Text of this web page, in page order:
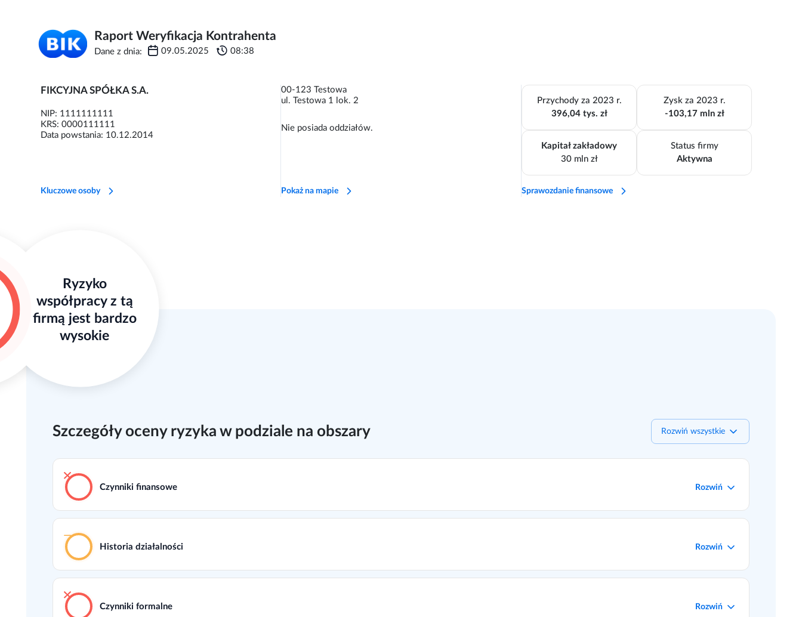
Raport Weryfikacja Kontrahenta
Dane z dnia: 09.05.2025 08:38
FIKCYJNA SPÓŁKA S.A.
NIP: 1111111111
KRS: 0000111111
Data powstania: 10.12.2014
Kluczowe osoby
00-123 Testowa
ul. Testowa 1 lok. 2
Nie posiada oddziałów.
Pokaż na mapie
Przychody za 2023 r.
396,04 tys. zł
Zysk za 2023 r.
-103,17 mln zł
Kapitał zakładowy
30 mln zł
Status firmy
Aktywna
Sprawozdanie finansowe
Ryzyko
współpracy z tą
firmą jest bardzo
wysokie
Szczegóły oceny ryzyka w podziale na obszary Rozwiń wszystkie
Czynniki finansowe Rozwiń
Historia działalności Rozwiń
Czynniki formalne Rozwiń